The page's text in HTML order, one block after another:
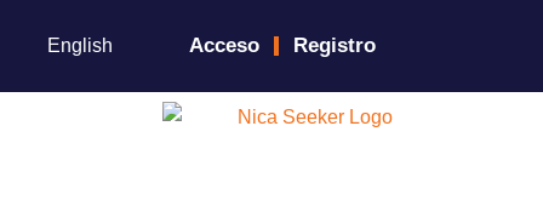
English Acceso Registro